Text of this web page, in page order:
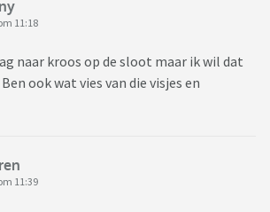
11:18
naar kroos op de sloot maar ik wil dat
ook wat vies van die visjes en
11:39